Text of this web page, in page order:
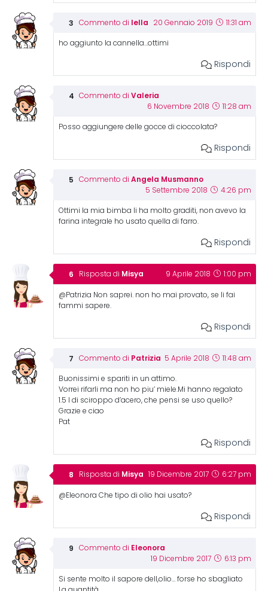
Commento di lella 20 Gennaio 2019 11:31 am
ho aggiunto la cannella…ottimi
Rispondi
Commento di Valeria
6 Novembre 2018 11:28 am
Posso aggiungere delle gocce di cioccolata?
Rispondi
Commento di Angela Musmanno
5 Settembre 2018 4:26 pm
Ottimi la mia bimba li ha molto graditi, non avevo la
farina integrale ho usato quella di farro.
Rispondi
Risposta di Misya 9 Aprile 2018 1:00 pm
@Patrizia Non saprei. non ho mai provato, se li fai
fammi sapere.
Rispondi
Commento di Patrizia 5 Aprile 2018 11:48 am
Buonissimi e spariti in un attimo.
Vorrei rifarli ma non ho piu’ miele.Mi hanno regalato
1.5 l di sciroppo d’acero, che pensi se uso quello?
Grazie e ciao
Pat
Rispondi
Risposta di Misya 19 Dicembre 2017 6:27 pm
@Eleonora Che tipo di olio hai usato?
Rispondi
Commento di Eleonora
19 Dicembre 2017 6:13 pm
Si sente molto il sapore dell,olio… forse ho sbagliato